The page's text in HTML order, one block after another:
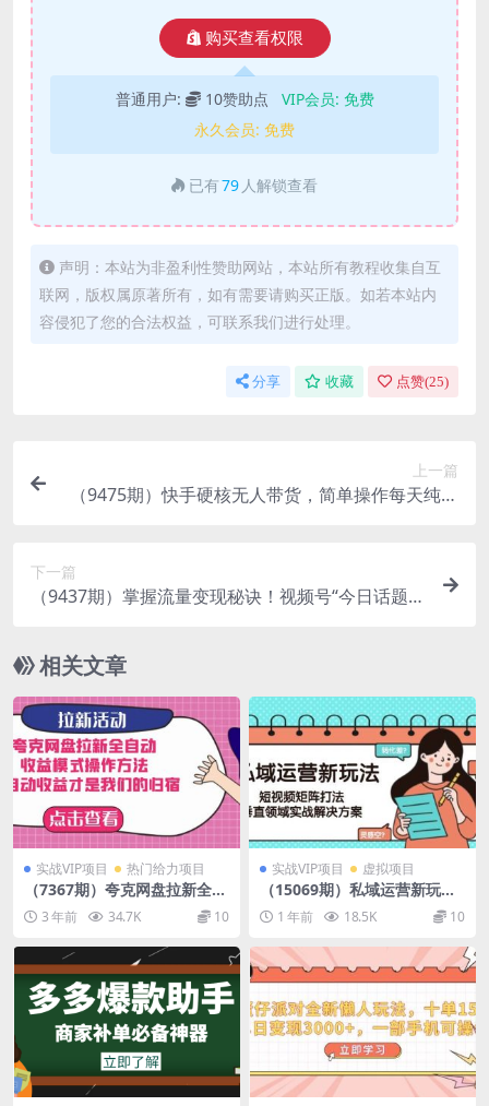
购买查看权限
普通用户: 10赞助点 VIP会员: 免费
永久会员: 免费
已有79 人解锁查看
声明：本站为非盈利性赞助网站，本站所有教程收集自互
联网，版权属原著所有，如有需要请购买正版。如若本站内
容侵犯了您的合法权益，可联系我们进行处理。
分享 收藏 点赞(25)
上一篇
（9475期）快手硬核无人带货，简单操作每天纯佣
下一篇
（9437期）掌握流量变现秘诀！视频号“今日话题”
相关文章
实战VIP项目 热门给力项目
（7367期）夸克网盘拉新全自
动，收益模式操作方法，全自
动收益才是我们的归宿
3 年前 34.7K 10
实战VIP项目 虚拟项目
（15069期）私域运营新玩
法，短视频矩阵打法，垂直领
域实战解决方案（更新6月）
1 年前 18.5K 10